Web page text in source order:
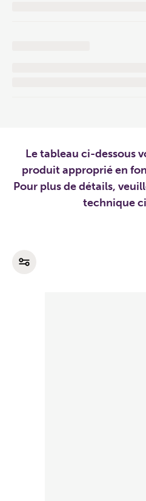
Le tableau ci-dessous
produit approprié en
Pour plus de détails,
technique